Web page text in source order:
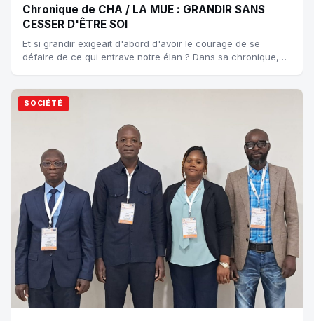
Chronique de CHA / LA MUE : GRANDIR SANS
CESSER D'ÊTRE SOI
Et si grandir exigeait d'abord d'avoir le courage de se
défaire de ce qui entrave notre élan ? Dans sa chronique,
SOCIÉTÉ